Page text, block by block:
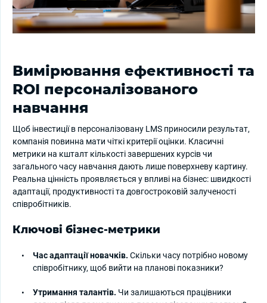
Вимірювання ефективності та
ROI персоналізованого
навчання
Щоб інвестиції в персоналізовану LMS приносили результат,
компанія повинна мати чіткі критерії оцінки. Класичні
метрики на кшталт кількості завершених курсів чи
загального часу навчання дають лише поверхневу картину.
Реальна цінність проявляється у впливі на бізнес: швидкості
адаптації, продуктивності та довгостроковій залученості
співробітників.
Ключові бізнес-метрики
Час адаптації новачків. Скільки часу потрібно новому
співробітнику, щоб вийти на планові показники?
Утримання талантів. Чи залишаються працівники